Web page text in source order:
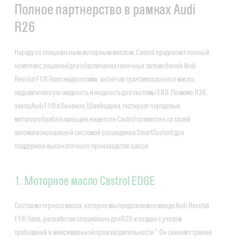
Полное партнерство в рамках Audi
R26
Наряду со специальным моторным маслом, Castrol предлагает полный
комплекс решений для обеспечения гоночных автомобилей Audi
Revolut F1® Team жидкостями, включая трансмиссионное масло,
гидравлическую жидкость и жидкость для системы ERS. Помимо R26,
завод Audi F1® в Хинвиле, Швейцария, тестирует передовые
металлообрабатывающие жидкости Castrol совместно со своей
автоматизированной системой охлаждения SmartCoolant для
поддержки высокоточного производства шасси.
1. Моторное масло Castrol EDGE
Состав моторного масла, которое мы предлагаем команде Audi Revolut
F1® Team, разработан специально для R26 и создан с учетом
требований к максимальной производительности.* Он снижает трение